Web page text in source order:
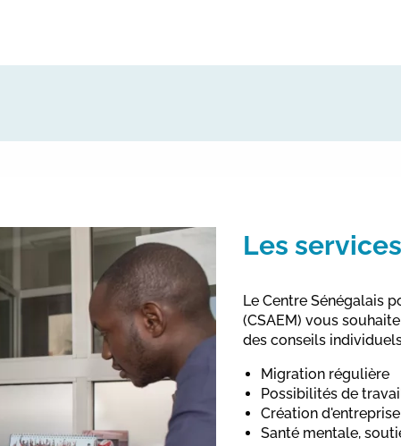
Les services
Le Centre Sénégalais
(CSAEM) vous
des conseils
Migration régulière
Possibilités de
Création d'entreprise
Santé mentale,